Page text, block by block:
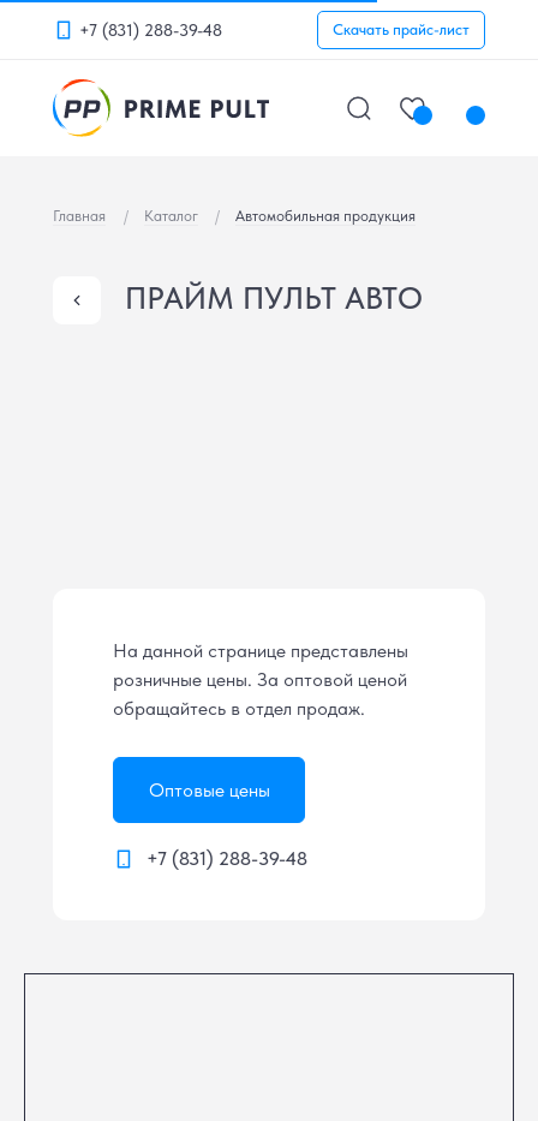
+7 (831) 288-39-48 Скачать прайс-лист
ПРАЙМ ПУЛЬТ АВТО
Главная Каталог
/ Автомобильная продукция
/
Оптовые цены
На данной странице представлены
розничные цены. За оптовой ценой
обращайтесь в отдел продаж.
+7 (831) 288-39-48